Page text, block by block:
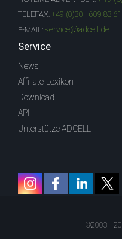
TELEFAX: +49 (0)30 - 609 83
E-MAIL: service@adcell.de
Service
News
Affiliate-Lexikon
Download
API
Unterstütze ADCELL
©2003 -